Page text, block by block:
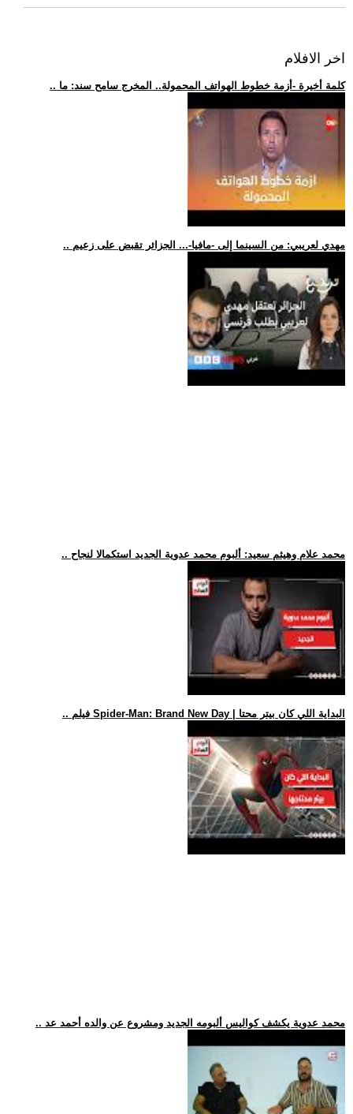
اخر الافلام
.. كلمة أخيرة -أزمة خطوط الهواتف المحمولة.. المخرج سامح سند: ما
.. مهدي لعريبي: من السينما إلى -مافيا-... الجزائر تقبض على زعيم
.. محمد علام وهيثم سعيد: ألبوم محمد عدوية الجديد استكمالا لنجاح
.. فيلم Spider-Man: Brand New Day | البداية اللي كان بيتر محتا
.. محمد عدوية يكشف كواليس ألبومه الجديد ومشروع عن والده أحمد عد